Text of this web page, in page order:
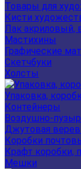
Товары для
Кисти
Лак акриловый,
Мастихины
Графические
Скетчбуки
Холсты
Упаковка,
Контейнеры
Воздушно-
Джутовая
Коробки
Крафт коробки,
Мешки